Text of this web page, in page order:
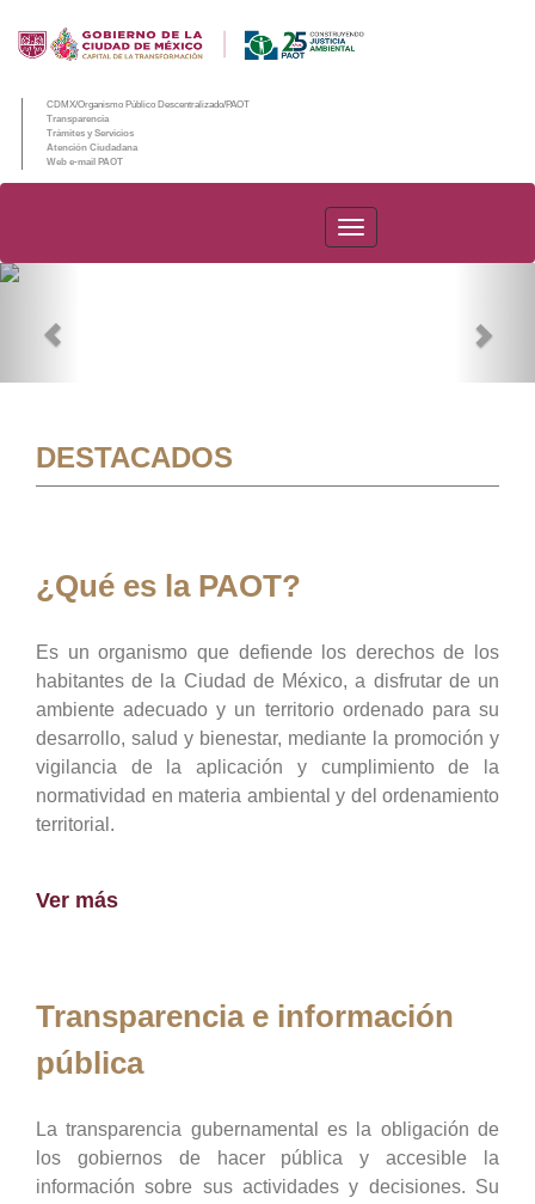
CDMX/Organismo Público Descentralizado/PAOT
Transparencia
Trámites y Servicios
Atención Ciudadana
Web e-mail PAOT
PAOT
DESTACADOS
¿Qué es la PAOT?
Es un organismo que defiende los derechos de los
habitantes de la Ciudad de México, a disfrutar de un
ambiente adecuado y un territorio ordenado para su
desarrollo, salud y bienestar, mediante la promoción y
vigilancia de la aplicación y cumplimiento de la
normatividad en materia ambiental y del ordenamiento
territorial.
Ver más
Transparencia e información
pública
La transparencia gubernamental es la obligación de
los gobiernos de hacer pública y accesible la
información sobre sus actividades y decisiones. Su